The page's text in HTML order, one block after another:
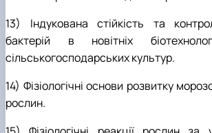
13) Індукована стійкість та
бактерій в новітніх
сільськогосподарських культур.
14) Фізіологічні основи розвитку
рослин.